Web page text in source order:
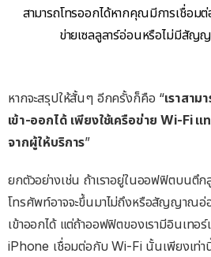
สามารถโทรออกได้หากคุณมีการเชื่อ
ข่ายเซลลูลาร์อ่อนหรือไม่มีสัญ
หากจะสรุปให้สั้นๆ อีกครั้งก็คือ “เราสาม
เข้า-ออกได้ เพียงใช้เครือข่าย Wi-Fi แ
จากผู้ให้บริการ”
ยกตัวอย่างเช่น ถ้าเราอยู่ในออฟฟิตบน
โทรศัพท์อาจจะขึ้นมาไม่ถึงหรือสัญญาณอ่อ
เข้าออกได้ แต่ถ้าออฟฟิตของเรามีอินเทอ
iPhone เชื่อมต่อกับ Wi-Fi นั้นเพียงเท่านี้